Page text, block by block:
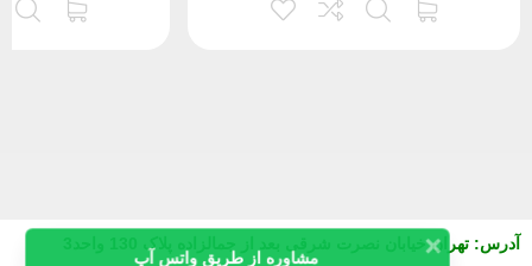
آدرس: تهران خیابان نصرت شرقی بعد از جمالزاده پلاک 130 واحد3
مشاوره از طریق واتس آپ